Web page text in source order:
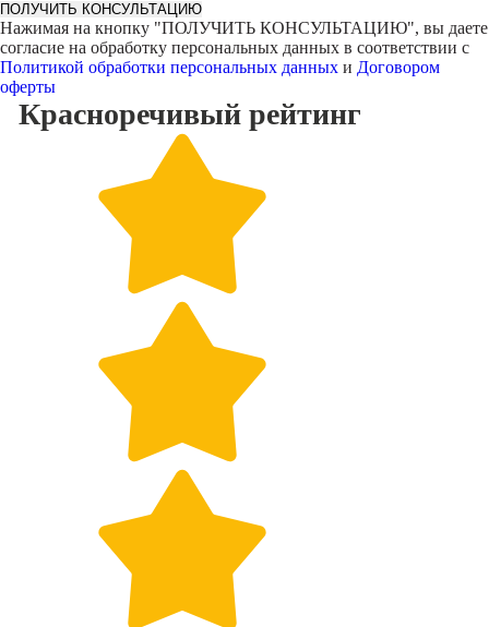
ПОЛУЧИТЬ КОНСУЛЬТАЦИЮ
Нажимая на кнопку "ПОЛУЧИТЬ КОНСУЛЬТАЦИЮ", вы даете
согласие на обработку персональных данных в соответствии с
Политикой обработки персональных данных и Договором
оферты
Красноречивый рейтинг